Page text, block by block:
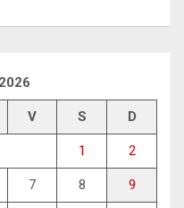
V S D
1 2
7 8 9